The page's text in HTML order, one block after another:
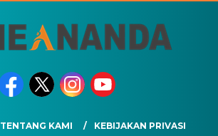
TENTANG KAMI KEBIJAKAN PRIVASI